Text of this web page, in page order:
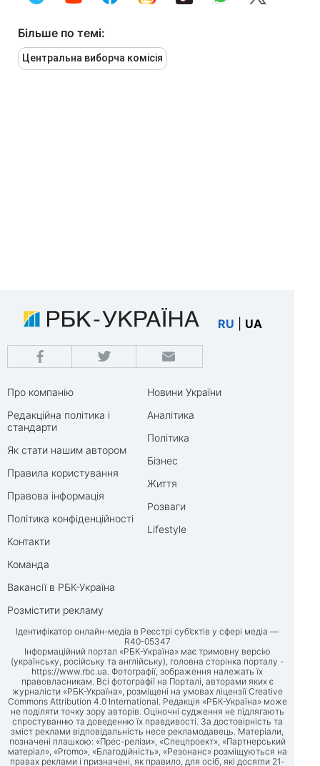
Більше по темі:
Центральна виборча комісія
RU UA
Про компанію
Редакційна політика і
стандарти
Як стати нашим автором
Правила користування
Правова інформація
Політика конфіденційності
Контакти
Команда
Вакансії в РБК-Україна
Розмістити рекламу
Новини України
Аналітика
Політика
Бізнес
Життя
Розваги
Lifestyle
Ідентифікатор онлайн-медіа в Реєстрі суб’єктів у сфері медіа —
R40-05347
Інформаційний портал «РБК-Україна» має тримовну версію
(українську, російську та англійську), головна сторінка порталу -
https://www.rbc.ua. Фотографії, зображення належать їх
правовласникам. Всі фотографії на Порталі, авторами яких є
журналісти «РБК-Україна», розміщені на умовах ліцензії Creative
Commons Attribution 4.0 International. Редакція «РБК-Україна» може
не поділяти точку зору авторів. Оціночні судження не підлягають
спростуванню та доведенню їх правдивості. За достовірність та
зміст реклами відповідальність несе рекламодавець. Матеріали,
позначені плашкою: «Прес-релізи», «Спецпроект», «Партнерський
матеріал», «Promo», «Благодійність», «Резонанс» розміщуються на
правах реклами і призначені, як правило, для осіб, які досягли 21-